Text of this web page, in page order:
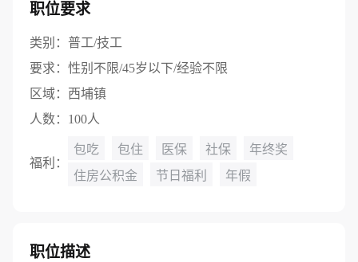
职位要求
类别： 普工/技工
要求： 性别不限/45岁以下/经验不限
区域： 西埔镇
人数： 100人
福利：
包吃 包住 医保 社保
年终奖
住房公积金
节日福利 年假
职位描述